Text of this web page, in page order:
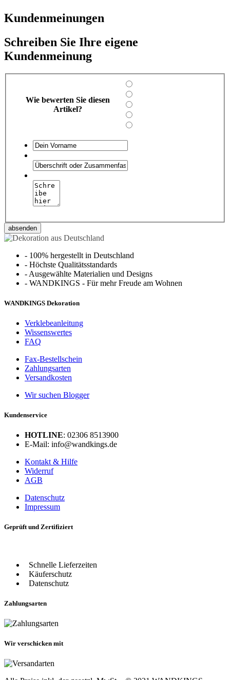
Kundenmeinungen
Schreiben Sie Ihre eigene
Kundenmeinung
Wie bewerten Sie diesen
Artikel?
absenden
- 100% hergestellt in Deutschland
- Höchste Qualitätsstandards
- Ausgewählte Materialien und Designs
- WANDKINGS - Für mehr Freude am Wohnen
WANDKINGS Dekoration
Verklebeanleitung
Wissenswertes
FAQ
Fax-Bestellschein
Zahlungsarten
Versandkosten
Wir suchen Blogger
Kundenservice
HOTLINE: 02306 8513900
E-Mail: info@wandkings.de
Kontakt & Hilfe
Widerruf
AGB
Datenschutz
Impressum
Geprüft und Zertifiziert
Schnelle Lieferzeiten
Käuferschutz
Datenschutz
Zahlungsarten
Wir verschicken mit